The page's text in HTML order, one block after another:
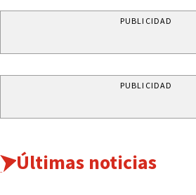
PUBLICIDAD
PUBLICIDAD
Últimas noticias